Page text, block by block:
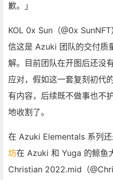
歉。」
KOL 0x Sun（@0x
信这是 Azuki 团队的交付质
解。目前团队在开图后还没
应对，假如这一套复刻初代
有内容，后续既不做事也不
地收割了。
在 Azuki Elementals 系列
坊在 Azuki 和 Yuga 的鲸鱼
Christian 2022.mid（